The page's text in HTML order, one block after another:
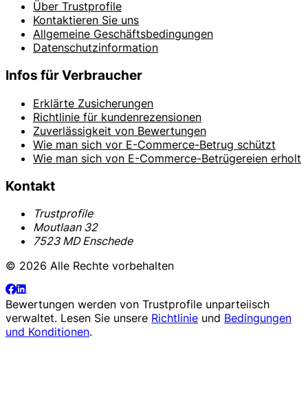
Über Trustprofile
Kontaktieren Sie uns
Allgemeine Geschäftsbedingungen
Datenschutzinformation
Infos für Verbraucher
Erklärte Zusicherungen
Richtlinie für kundenrezensionen
Zuverlässigkeit von Bewertungen
Wie man sich vor E-Commerce-Betrug schützt
Wie man sich von E-Commerce-Betrügereien erholt
Kontakt
Trustprofile
Moutlaan 32
7523 MD Enschede
© 2026 Alle Rechte vorbehalten
Bewertungen werden von Trustprofile unparteiisch
verwaltet. Lesen Sie unsere Richtlinie und Bedingungen
und Konditionen.